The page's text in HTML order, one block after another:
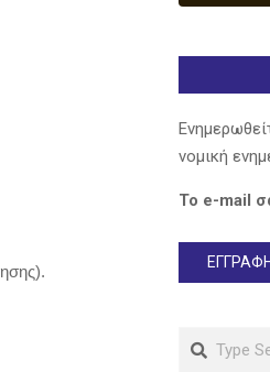
νομική
Το e-mail
Search